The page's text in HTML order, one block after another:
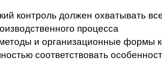
контроль должен охватывать
процесса
и организационные формы
соответствовать